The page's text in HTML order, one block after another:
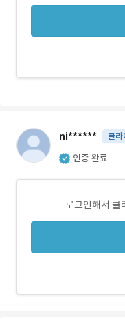
ni****** 클
인증 완료
로그인해서 클